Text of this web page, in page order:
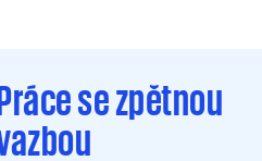
se zpětnou